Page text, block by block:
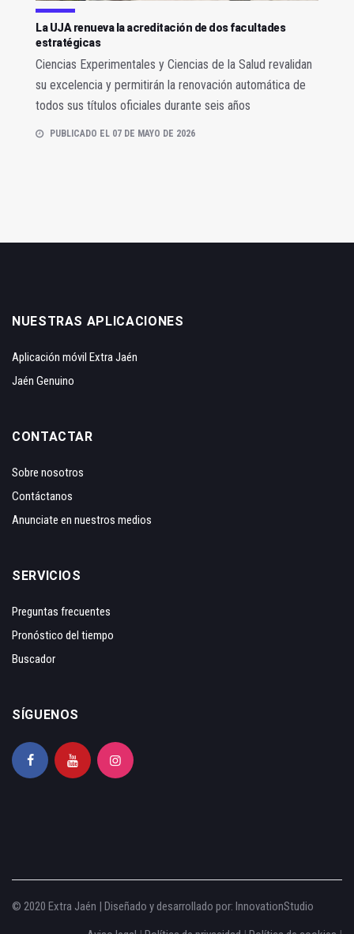
La UJA renueva la acreditación de dos facultades
estratégicas
Ciencias Experimentales y Ciencias de la Salud revalidan
su excelencia y permitirán la renovación automática de
todos sus títulos oficiales durante seis años
PUBLICADO EL 07 DE MAYO DE 2026
NUESTRAS APLICACIONES
Aplicación móvil Extra Jaén
Jaén Genuino
CONTACTAR
Sobre nosotros
Contáctanos
Anunciate en nuestros medios
SERVICIOS
Preguntas frecuentes
Pronóstico del tiempo
Buscador
SÍGUENOS
© 2020 Extra Jaén | Diseñado y desarrollado por: InnovationStudio